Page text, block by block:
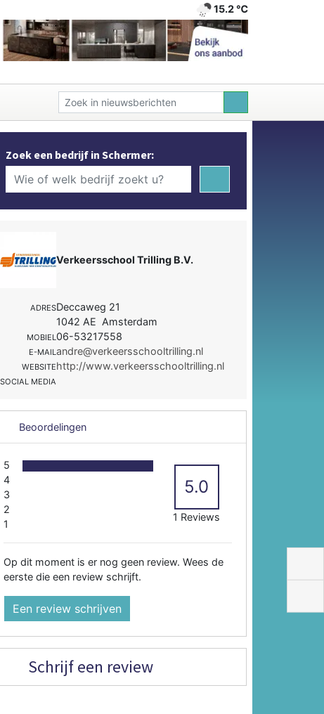
15.2 ℃
Zoek een bedrijf in Schermer:
Verkeersschool Trilling B.V.
ADRESDeccaweg 21
1042 AE Amsterdam
MOBIEL06-53217558
E-MAILandre@verkeersschooltrilling.nl
WEBSITEhttp://www.verkeersschooltrilling.nl
SOCIAL MEDIA
Beoordelingen
5
4
3
2
1
5.0
1 Reviews
Op dit moment is er nog geen review. Wees de
eerste die een review schrijft.
Een review schrijven
Schrijf een review